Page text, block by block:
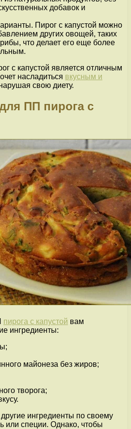
добавок и
Пирог с капустой можно
других овощей, таких
что делает его еще более
с капустой является отличным
насладиться вкусным и
свою диету.
ПП пирога с
пирога с капустой вам
ингредиенты:
майонеза без жиров;
творога;
ингредиенты по своему
или специи. Однако, чтобы